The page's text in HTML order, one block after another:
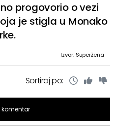
progovorio o vezi
je stigla u Monako
Izvor: Superžena
Sortiraj po:
komentar